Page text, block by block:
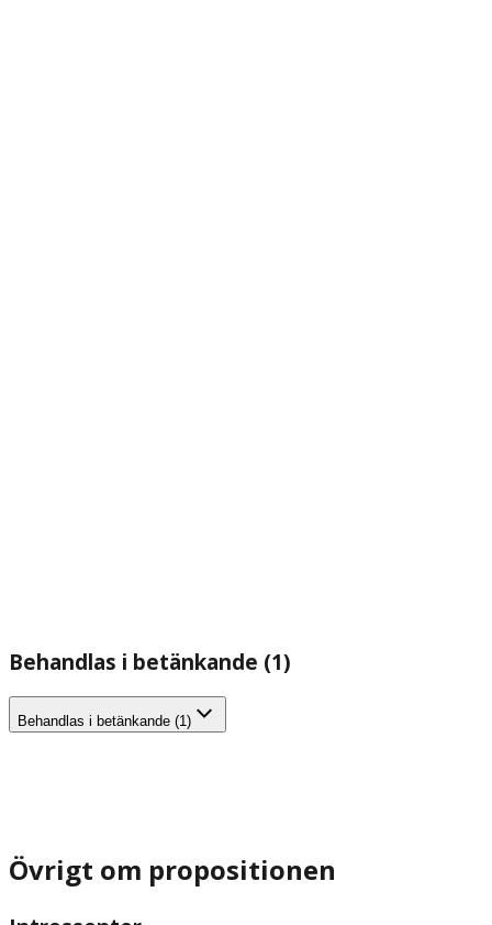
Behandlas i betänkande (1)
Behandlas i betänkande (1)
Övrigt om propositionen